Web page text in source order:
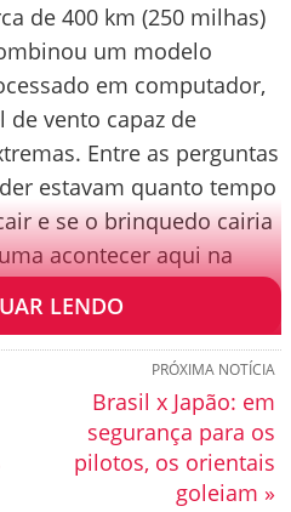
de 400 km (250 milhas)
um modelo
em computador,
vento capaz de
Entre as perguntas
estavam quanto tempo
e se o brinquedo cairia
acontecer aqui na
LENDO
PRÓXIMA NOTÍCIA
Brasil x Japão: em
segurança para os
pilotos, os orientais
goleiam »